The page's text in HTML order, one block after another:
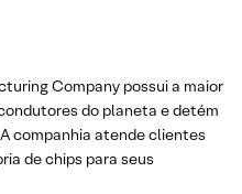
Company possui a maior
do planeta e detém
companhia atende clientes
de chips para seus